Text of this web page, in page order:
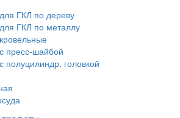
ГКЛ по дереву
ГКЛ по металлу
пресс-шайбой
полуцилиндр. головкой